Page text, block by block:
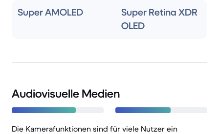
Super AMOLED
Super Retina XDR
OLED
Audiovisuelle Medien
Die Kamerafunktionen sind für viele Nutzer ein